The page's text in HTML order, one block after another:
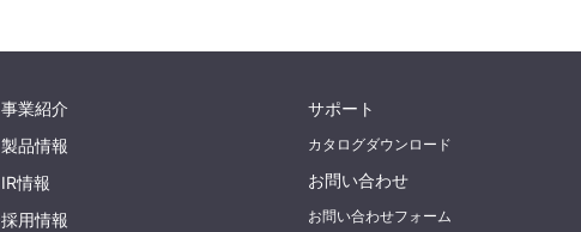
事業紹介
製品情報
IR情報
採用情報
サポート
カタログダウンロード
お問い合わせ
お問い合わせフォーム